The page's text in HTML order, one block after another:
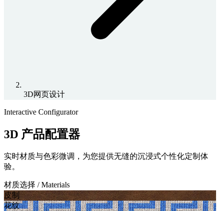
3D网页设计
Interactive Configurator
3D 产品配置器
实时材质与色彩微调，为您提供无缝的沉浸式个性化定制体
验。
材质选择 / Materials
皮制
花纹